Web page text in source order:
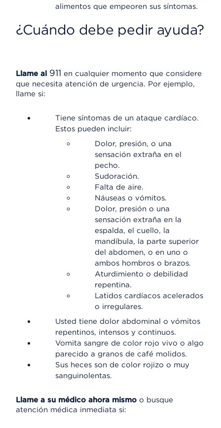
alimentos que empeoren sus síntomas.
¿Cuándo debe pedir ayuda?
Llame al 911 en cualquier momento que considere
que necesita atención de urgencia. Por ejemplo,
llame si:
Tiene síntomas de un ataque cardíaco.
Estos pueden incluir:
Dolor, presión, o una
sensación extraña en el
pecho.
Sudoración.
Falta de aire.
Náuseas o vómitos.
Dolor, presión o una
sensación extraña en la
espalda, el cuello, la
mandíbula, la parte superior
del abdomen, o en uno o
ambos hombros o brazos.
Aturdimiento o debilidad
repentina.
Latidos cardíacos acelerados
o irregulares.
Usted tiene dolor abdominal o vómitos
repentinos, intensos y continuos.
Vomita sangre de color rojo vivo o algo
parecido a granos de café molidos.
Sus heces son de color rojizo o muy
sanguinolentas.
Llame a su médico ahora mismo o busque
atención médica inmediata si: